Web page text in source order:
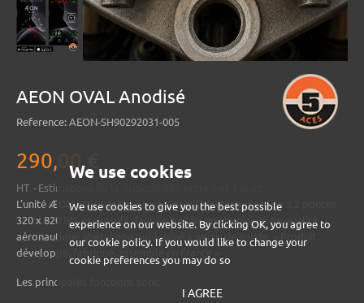
We use cookies
We use cookies to give you the best possible
experience on our website. By clicking OK, you agree to
our cookie policy. If you would like to change your
cookie preferences you may do so
I AGREE
AEON OVAL Anodisé
Reference: AEON-SH90292031-005
290,00 €
HT
Estimations de la disponibilité entre 5 et 7 jours
L'unité ÆON est couplée à un écran LCD rectangulaire de 3,2 pouces
320 x 820 IPS encapsulé dans un boîtier en aluminium de qualité
aéronautique (métal non poli) usiné à partir de solide. « Produit
développé, fabriqué, assemblé en France »
Les principales fonctions sont: